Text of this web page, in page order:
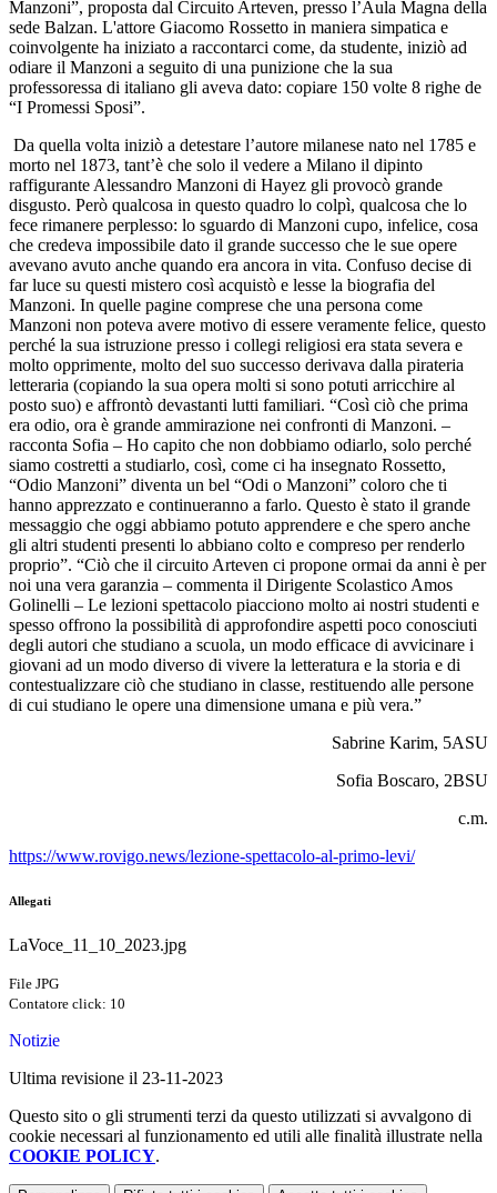
Manzoni”, proposta dal Circuito Arteven, presso l’Aula Magna della
sede Balzan. L'attore Giacomo Rossetto in maniera simpatica e
coinvolgente ha iniziato a raccontarci come, da studente, iniziò ad
odiare il Manzoni a seguito di una punizione che la sua
professoressa di italiano gli aveva dato: copiare 150 volte 8 righe de
“I Promessi Sposi”.
Da quella volta iniziò a detestare l’autore milanese nato nel 1785 e
morto nel 1873, tant’è che solo il vedere a Milano il dipinto
raffigurante Alessandro Manzoni di Hayez gli provocò grande
disgusto. Però qualcosa in questo quadro lo colpì, qualcosa che lo
fece rimanere perplesso: lo sguardo di Manzoni cupo, infelice, cosa
che credeva impossibile dato il grande successo che le sue opere
avevano avuto anche quando era ancora in vita. Confuso decise di
far luce su questi mistero così acquistò e lesse la biografia del
Manzoni. In quelle pagine comprese che una persona come
Manzoni non poteva avere motivo di essere veramente felice, questo
perché la sua istruzione presso i collegi religiosi era stata severa e
molto opprimente, molto del suo successo derivava dalla pirateria
letteraria (copiando la sua opera molti si sono potuti arricchire al
posto suo) e affrontò devastanti lutti familiari. “Così ciò che prima
era odio, ora è grande ammirazione nei confronti di Manzoni. –
racconta Sofia – Ho capito che non dobbiamo odiarlo, solo perché
siamo costretti a studiarlo, così, come ci ha insegnato Rossetto,
“Odio Manzoni” diventa un bel “Odi o Manzoni” coloro che ti
hanno apprezzato e continueranno a farlo. Questo è stato il grande
messaggio che oggi abbiamo potuto apprendere e che spero anche
gli altri studenti presenti lo abbiano colto e compreso per renderlo
proprio”. “Ciò che il circuito Arteven ci propone ormai da anni è per
noi una vera garanzia – commenta il Dirigente Scolastico Amos
Golinelli – Le lezioni spettacolo piacciono molto ai nostri studenti e
spesso offrono la possibilità di approfondire aspetti poco conosciuti
degli autori che studiano a scuola, un modo efficace di avvicinare i
giovani ad un modo diverso di vivere la letteratura e la storia e di
contestualizzare ciò che studiano in classe, restituendo alle persone
di cui studiano le opere una dimensione umana e più vera.”
Sabrine Karim, 5ASU
Sofia Boscaro, 2BSU
c.m.
https://www.rovigo.news/lezione-spettacolo-al-primo-levi/
Allegati
LaVoce_11_10_2023.jpg
File JPG
Contatore click: 10
Notizie
Ultima revisione il 23-11-2023
Questo sito o gli strumenti terzi da questo utilizzati si avvalgono di
cookie necessari al funzionamento ed utili alle finalità illustrate nella
COOKIE POLICY.